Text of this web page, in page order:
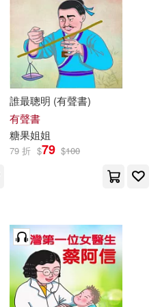
誰最聰明 (有聲書)
有聲書
糖果姐姐
79 折 $79 $100